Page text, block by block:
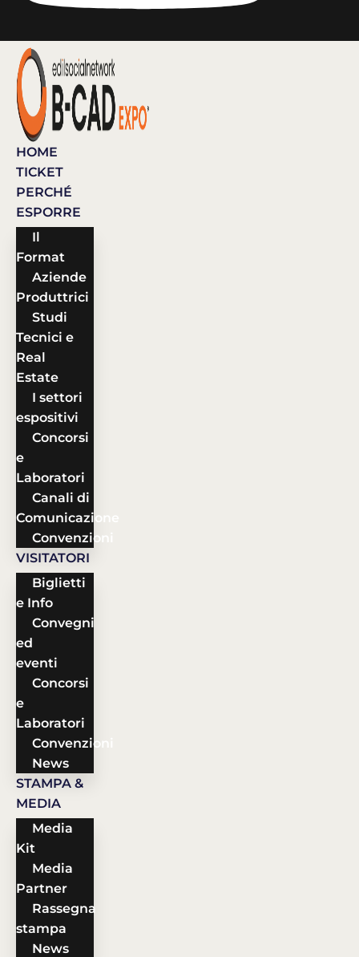
HOME
TICKET
PERCHÉ
ESPORRE
Il
Format
Aziende
Produttrici
Studi
Tecnici e
Real
Estate
I settori
espositivi
Concorsi
e
Laboratori
Canali di
Comunicazione
Convenzioni
VISITATORI
Biglietti
e Info
Convegni
ed
eventi
Concorsi
e
Laboratori
Convenzioni
News
STAMPA &
MEDIA
Media
Kit
Media
Partner
Rassegna
stampa
News